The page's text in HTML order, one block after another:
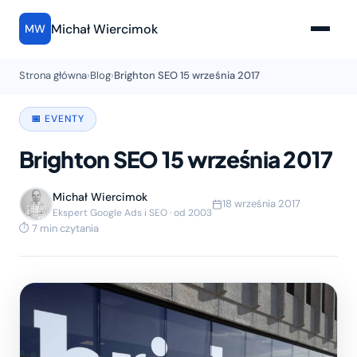
MW Michał Wiercimok
Strona główna›Blog›Brighton SEO 15 września 2017
📅 EVENTY
Brighton SEO 15 września 2017
Michał Wiercimok
Ekspert Google Ads i SEO · od 2003
18 września 2017
⏱ 7 min czytania